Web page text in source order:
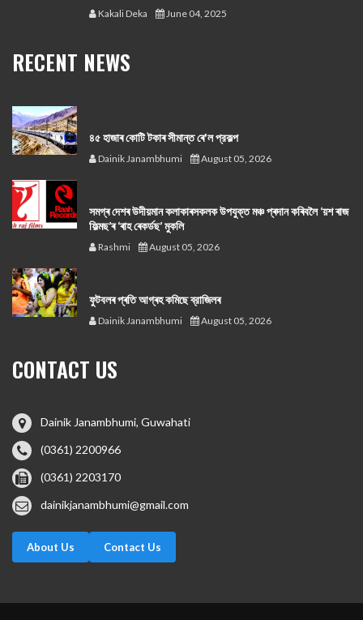
Kakali Deka June 04, 2025
RECENT NEWS
৪৫ হাজাৰ কোটি টকাৰ সীমান্ত ৰে'ল প্রকল্প
Dainik Janambhumi August 05, 2026
সমগ্ৰ দেশৰ উদীয়মান কলাকাৰসকলক উপযুক্ত মঞ্চ প্ৰদান কৰিবলৈ ‘য়শ ৰাজ
ফিল্মছ’ৰ ‘ৰাহ ৰেকৰ্ডছ’ মুকলি
Rashmi August 05, 2026
ফুটবলৰ প্ৰতি আগ্ৰহ কমিছে ব্রাজিলৰ
Dainik Janambhumi August 05, 2026
CONTACT US
Dainik Janambhumi, Guwahati
(0361) 2200966
(0361) 2203170
dainikjanambhumi@gmail.com
About Us Contact Us